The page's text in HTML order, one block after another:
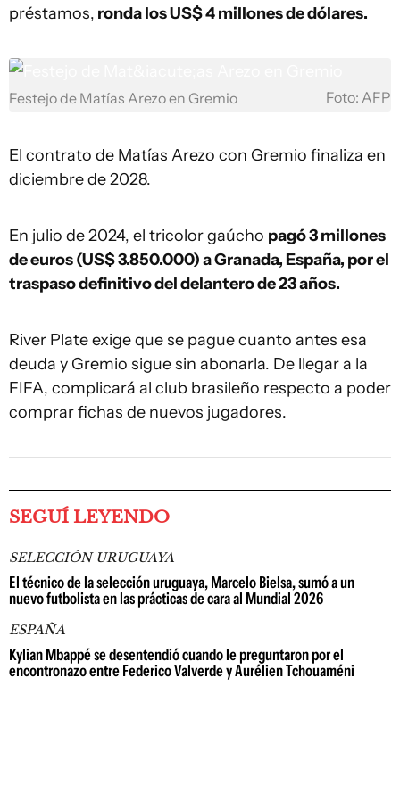
préstamos, ronda los US$ 4 millones de dólares.
Festejo de Matías Arezo en Gremio Foto: AFP
El contrato de Matías Arezo con Gremio finaliza en
diciembre de 2028.
En julio de 2024, el tricolor gaúcho pagó 3 millones
de euros (US$ 3.850.000) a Granada, España, por el
traspaso definitivo del delantero de 23 años.
River Plate exige que se pague cuanto antes esa
deuda y Gremio sigue sin abonarla. De llegar a la
FIFA, complicará al club brasileño respecto a poder
comprar fichas de nuevos jugadores.
SEGUÍ LEYENDO
SELECCIÓN URUGUAYA
El técnico de la selección uruguaya, Marcelo Bielsa, sumó a un
nuevo futbolista en las prácticas de cara al Mundial 2026
ESPAÑA
Kylian Mbappé se desentendió cuando le preguntaron por el
encontronazo entre Federico Valverde y Aurélien Tchouaméni